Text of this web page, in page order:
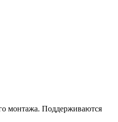
монтажа. Поддерживаются